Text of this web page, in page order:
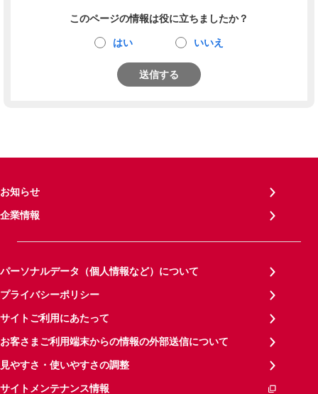
このページの情報は役に立ちましたか？
はい いいえ
送信する
お知らせ
企業情報
パーソナルデータ（個人情報など）について
プライバシーポリシー
サイトご利用にあたって
お客さまご利用端末からの情報の外部送信について
見やすさ・使いやすさの調整
サイトメンテナンス情報